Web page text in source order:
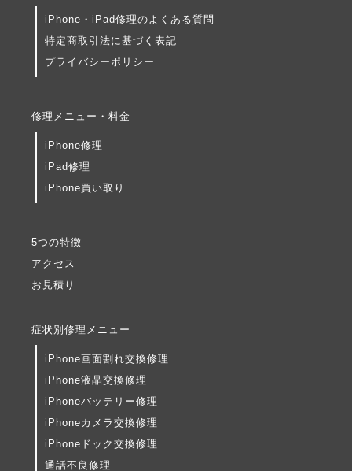
iPhone・iPad修理のよくある質問
特定商取引法に基づく表記
プライバシーポリシー
修理メニュー・料金
iPhone修理
iPad修理
iPhone買い取り
5つの特徴
アクセス
お見積り
症状別修理メニュー
iPhone画面割れ交換修理
iPhone液晶交換修理
iPhoneバッテリー修理
iPhoneカメラ交換修理
iPhoneドック交換修理
通話不良修理